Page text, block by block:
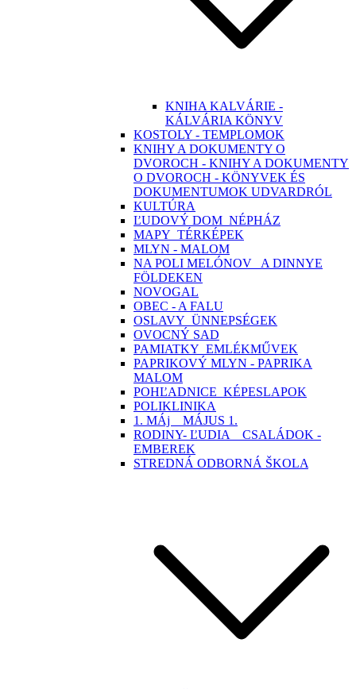
KNIHA KALVÁRIE -
KÁLVÁRIA KÖNYV
KOSTOLY - TEMPLOMOK
KNIHY A DOKUMENTY O
DVOROCH - KNIHY A DOKUMENTY
O DVOROCH - KÖNYVEK ÉS
DOKUMENTUMOK UDVARDRÓL
KULTÚRA
ĽUDOVÝ DOM_NÉPHÁZ
MAPY_TÉRKÉPEK
MLYN - MALOM
NA POLI MELÓNOV_ A DINNYE
FÖLDEKEN
NOVOGAL
OBEC - A FALU
OSLAVY_ÜNNEPSÉGEK
OVOCNÝ SAD
PAMIATKY_EMLÉKMŰVEK
PAPRIKOVÝ MLYN - PAPRIKA
MALOM
POHĽADNICE_KÉPESLAPOK
POLIKLINIKA
1. MÁj _ MÁJUS 1.
RODINY- ĽUDIA _ CSALÁDOK -
EMBEREK
STREDNÁ ODBORNÁ ŠKOLA